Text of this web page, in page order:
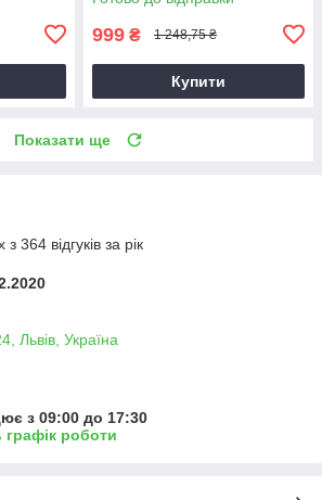
999 ₴ 1 248,75 ₴
Купити
Показати ще
364 відгуків за рік
Львів, Україна
з 09:00 до 17:30
графік роботи